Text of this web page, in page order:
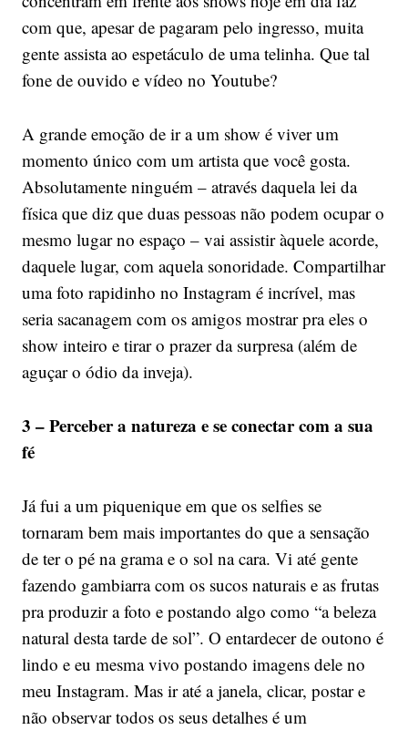
com que, apesar de pagaram pelo ingresso, muita
gente assista ao espetáculo de uma telinha. Que tal
fone de ouvido e vídeo no Youtube?
A grande emoção de ir a um show é viver um
momento único com um artista que você gosta.
Absolutamente ninguém – através daquela lei da
física que diz que duas pessoas não podem ocupar o
mesmo lugar no espaço – vai assistir àquele acorde,
daquele lugar, com aquela sonoridade. Compartilhar
uma foto rapidinho no Instagram é incrível, mas
seria sacanagem com os amigos mostrar pra eles o
show inteiro e tirar o prazer da surpresa (além de
aguçar o ódio da inveja).
3 – Perceber a natureza e se conectar com a sua
fé
Já fui a um piquenique em que os selfies se
tornaram bem mais importantes do que a sensação
de ter o pé na grama e o sol na cara. Vi até gente
fazendo gambiarra com os sucos naturais e as frutas
pra produzir a foto e postando algo como “a beleza
natural desta tarde de sol”. O entardecer de outono é
lindo e eu mesma vivo postando imagens dele no
meu Instagram. Mas ir até a janela, clicar, postar e
não observar todos os seus detalhes é um